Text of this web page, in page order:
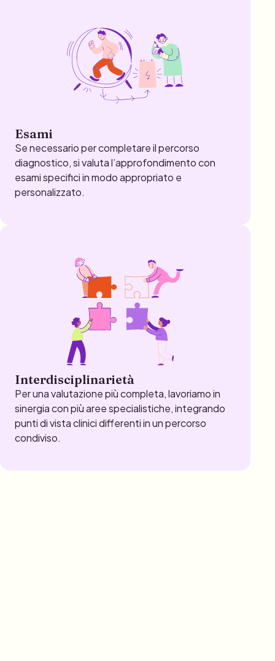
Esami
Se necessario per completare il percorso
diagnostico, si valuta l’approfondimento con
esami specifici in modo appropriato e
personalizzato.
Interdisciplinarietà
Per una valutazione più completa, lavoriamo in
sinergia con più aree specialistiche, integrando
punti di vista clinici differenti in un percorso
condiviso.